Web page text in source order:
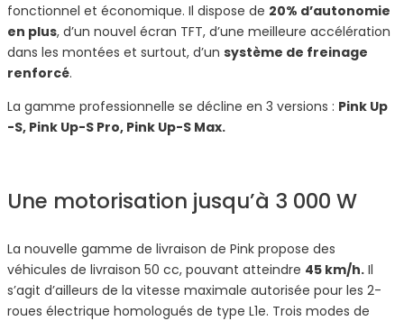
fonctionnel et économique. Il dispose de 20% d’autonomie
en plus, d’un nouvel écran TFT, d’une meilleure accélération
dans les montées et surtout, d’un système de freinage
renforcé.
La gamme professionnelle se décline en 3 versions : Pink Up
-S, Pink Up-S Pro, Pink Up-S Max.
Une motorisation jusqu’à 3 000 W
La nouvelle gamme de livraison de Pink propose des
véhicules de livraison 50 cc, pouvant atteindre 45 km/h. Il
s’agit d’ailleurs de la vitesse maximale autorisée pour les 2-
roues électrique homologués de type L1e. Trois modes de